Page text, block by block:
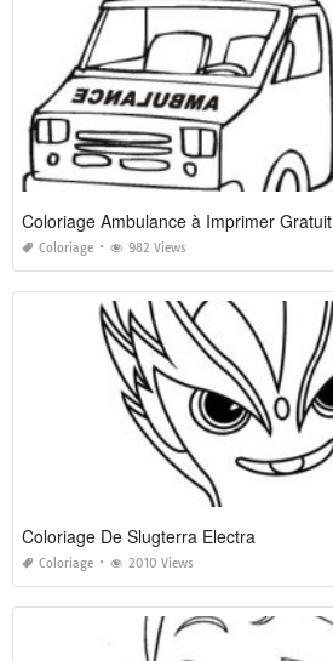
Coloriage Ambulance à Imprimer Gratuit
Coloriage 982 Views
Coloriage De Slugterra Electra
Coloriage 2010 Views